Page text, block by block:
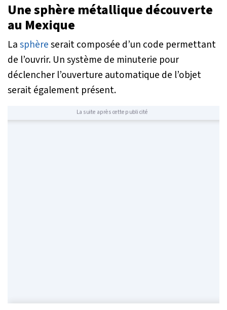
Une sphère métallique découverte
au Mexique
Lasphèreserait composée d’un code permettant
de l’ouvrir. Un système de minuterie pour
déclencher l’ouverture automatique de l’objet
serait également présent.
La suite après cette publicité